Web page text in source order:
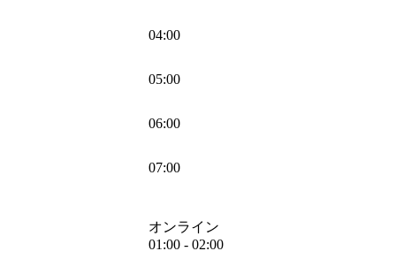
04:00
05:00
06:00
07:00
オンライン
01:00 - 02:00